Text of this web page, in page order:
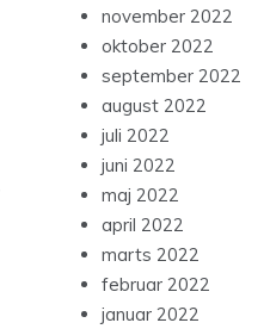
november 2022
oktober 2022
september 2022
august 2022
juli 2022
juni 2022
maj 2022
april 2022
marts 2022
februar 2022
januar 2022